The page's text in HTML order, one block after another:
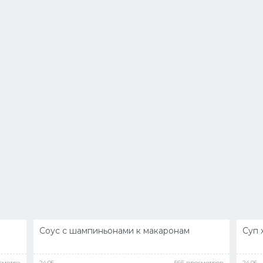
Соус с шампиньонами к макаронам Суп